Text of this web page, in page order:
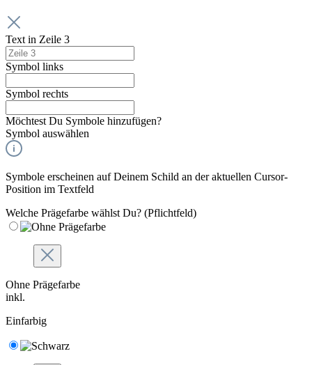
Text in Zeile 3
Symbol links
Symbol rechts
Möchtest Du Symbole hinzufügen?
Symbol auswählen
Symbole erscheinen auf Deinem Schild an der aktuellen Cursor-
Position im Textfeld
Welche Prägefarbe wählst Du? (Pflichtfeld)
Ohne Prägefarbe
inkl.
Einfarbig